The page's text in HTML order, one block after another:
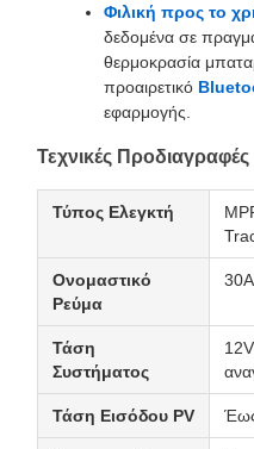
Φιλική προς το
δεδομένα σε
θερμοκρασία
προαιρετικό
εφαρμογής.
Τεχνικές Προδιαγραφές
Τύπος Ελεγκτή
Ονομαστικό
Ρεύμα
Τάση
Συστήματος
Τάση Εισόδου PV